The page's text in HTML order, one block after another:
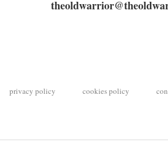
privacy policy cookies policy